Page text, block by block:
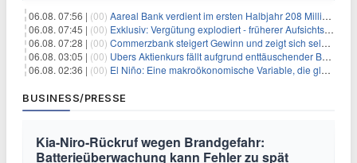
06.08. 07:56 | (00) Aareal Bank verdient im ersten Halbjahr 208 Millionen Euro
06.08. 07:45 | (00) Exklusiv: Vergütung explodiert - früherer Aufsichtsratschef gibt aus Protest Ehrentitel ab
06.08. 07:28 | (00) Commerzbank steigert Gewinn und zeigt sich selbstbewusst gegenüber Unicredit
06.08. 03:05 | (00) Ubers Aktienkurs fällt aufgrund enttäuschender Buchungsprognose
06.08. 02:36 | (00) El Niño: Eine makroökonomische Variable, die globale Wirtschaftslandschaften umgestaltet
BUSINESS/PRESSE
Kia-Niro-Rückruf wegen Brandgefahr:
Batterieüberwachung kann Fehler zu spät